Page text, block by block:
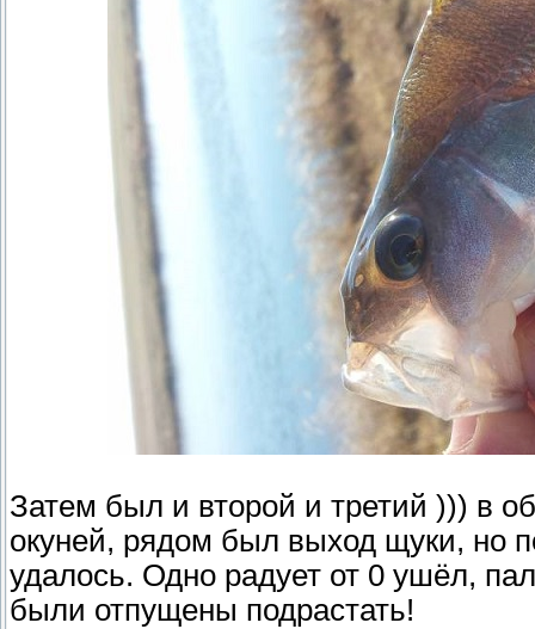
Затем был и второй и третий ))) в
окуней, рядом был выход щуки, но
удалось. Одно радует от 0 ушёл,
были отпущены подрастать!